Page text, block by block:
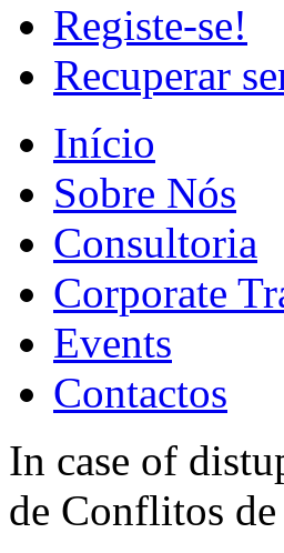
Registe-se!
Recuperar
Início
Sobre Nós
Consultoria
Corporate
Events
Contactos
In case of
de Conflitos